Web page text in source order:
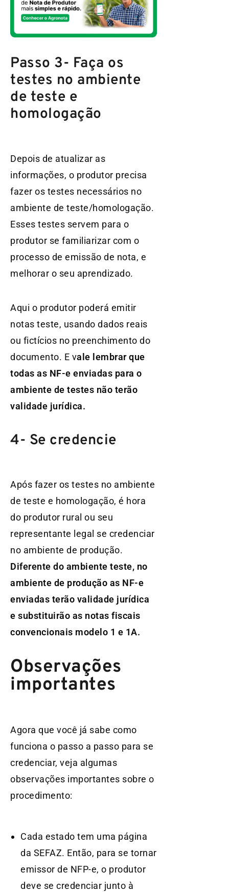
Passo 3- Faça os
testes no ambiente
de teste e
homologação
Depois de atualizar as
informações, o produtor precisa
fazer os testes necessários no
ambiente de teste/homologação.
Esses testes servem para o
produtor se familiarizar com o
processo de emissão de nota, e
melhorar o seu aprendizado.
Aqui o produtor poderá emitir
notas teste, usando dados reais
ou fictícios no preenchimento do
documento. E vale lembrar que
todas as NF-e enviadas para o
ambiente de testes não terão
validade jurídica.
4- Se credencie
Após fazer os testes no ambiente
de teste e homologação, é hora
do produtor rural ou seu
representante legal se credenciar
no ambiente de produção.
Diferente do ambiente teste, no
ambiente de produção as NF-e
enviadas terão validade jurídica
e substituirão as notas fiscais
convencionais modelo 1 e 1A.
Observações
importantes
Agora que você já sabe como
funciona o passo a passo para se
credenciar, veja algumas
observações importantes sobre o
procedimento:
Cada estado tem uma página
da SEFAZ. Então, para se tornar
emissor de NFP-e, o produtor
deve se credenciar junto à